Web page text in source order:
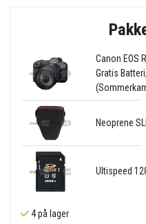
Canon EOS
Gratis
Neoprene
Ultispeed
4 på lager